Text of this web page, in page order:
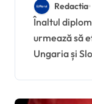
Orbán
Redactia
Înaltul diplomat american Marco Rubio
urmează să
Ungaria și